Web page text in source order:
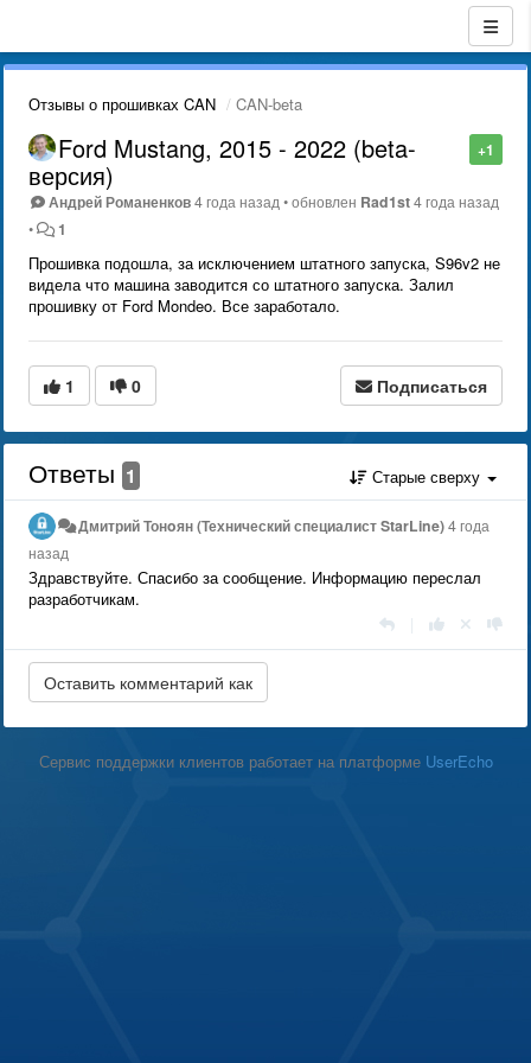
Отзывы о прошивках CAN CAN-beta
+1
Ford Mustang, 2015 - 2022 (beta-
версия)
Андрей Романенков4 года назад•обновлен Rad1st4 года назад
•
1
Прошивка подошла, за исключением штатного запуска, S96v2 не
видела что машина заводится со штатного запуска. Залил
прошивку от Ford Mondeo. Все заработало.
1 0 Подписаться
Ответы 1 Старые сверху
Дмитрий Тонoян (Технический специалист StarLine)4 года
назад
Здравствуйте. Спасибо за сообщение. Информацию переслал
разработчикам.
Сервис поддержки клиентов работает на платформе UserEcho